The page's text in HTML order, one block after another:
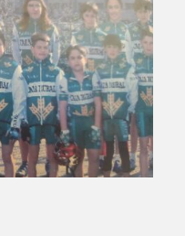
teknologiaz
gero, teknologia hori
diguzu.Gehiago